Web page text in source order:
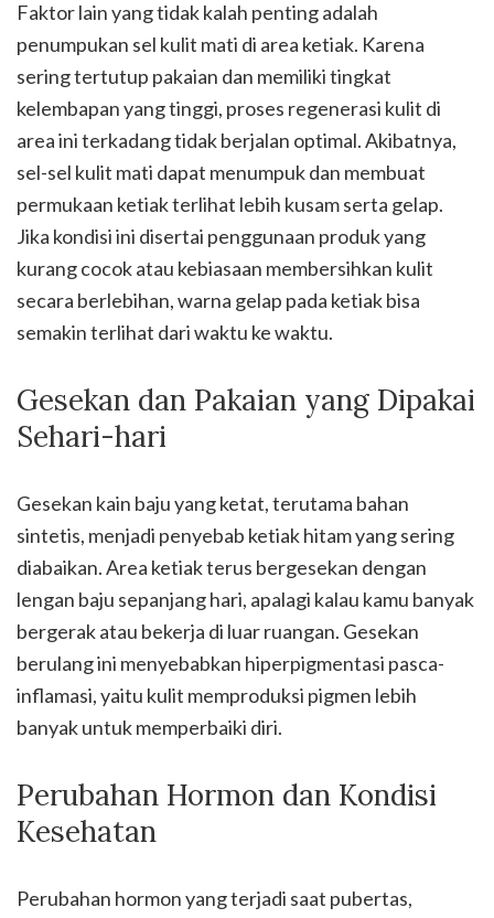
Faktor lain yang tidak kalah penting adalah
penumpukan sel kulit mati di area ketiak. Karena
sering tertutup pakaian dan memiliki tingkat
kelembapan yang tinggi, proses regenerasi kulit di
area ini terkadang tidak berjalan optimal. Akibatnya,
sel-sel kulit mati dapat menumpuk dan membuat
permukaan ketiak terlihat lebih kusam serta gelap.
Jika kondisi ini disertai penggunaan produk yang
kurang cocok atau kebiasaan membersihkan kulit
secara berlebihan, warna gelap pada ketiak bisa
semakin terlihat dari waktu ke waktu.
Gesekan dan Pakaian yang Dipakai
Sehari-hari
Gesekan kain baju yang ketat, terutama bahan
sintetis, menjadi penyebab ketiak hitam yang sering
diabaikan. Area ketiak terus bergesekan dengan
lengan baju sepanjang hari, apalagi kalau kamu banyak
bergerak atau bekerja di luar ruangan. Gesekan
berulang ini menyebabkan hiperpigmentasi pasca-
inflamasi, yaitu kulit memproduksi pigmen lebih
banyak untuk memperbaiki diri.
Perubahan Hormon dan Kondisi
Kesehatan
Perubahan hormon yang terjadi saat pubertas,